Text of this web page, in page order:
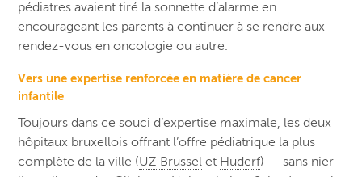
pédiatres avaient tiré la sonnette d’alarme en
encourageant les parents à continuer à se rendre aux
rendez-vous en oncologie ou autre.
Vers une expertise renforcée en matière de cancer
infantile
Toujours dans ce souci d’expertise maximale, les deux
hôpitaux bruxellois offrant l’offre pédiatrique la plus
complète de la ville (UZ Brussel et Huderf) — sans nier